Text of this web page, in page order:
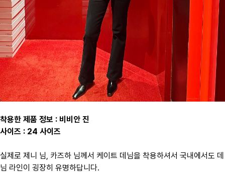
착용한 제품 정보 : 비비안 진
사이즈 : 24 사이즈
실제로 제니 님, 카즈하 님께서 케이트 데님을 착용하셔서 국내에서도 데
님 라인이 굉장히 유명하답니다.